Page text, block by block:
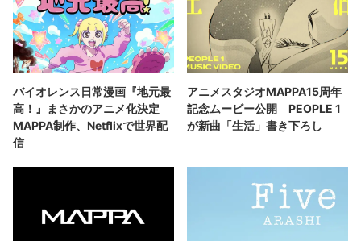
バイオレンス日常漫画『地元最
高！』まさかのアニメ化決定
MAPPA制作、Netflixで世界配
信
アニメスタジオMAPPA15周年
記念ムービー公開 PEOPLE 1
が新曲「生活」書き下ろし